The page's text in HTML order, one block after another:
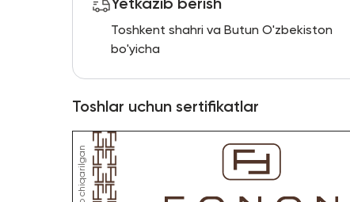
Yetkazib berish
Toshkent shahri va Butun O'zbekiston
bo'yicha
Toshlar uchun sertifikatlar